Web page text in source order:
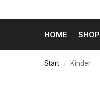
HOME SHOP
Start / Kinder